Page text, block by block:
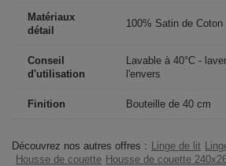
Matériaux
détail
100% Satin de Coton
Conseil
d'utilisation
Lavable à 40°C -
l'envers
Finition Bouteille de 40 cm
Découvrez nos autres offres : Linge de lit
Housse de couette Housse de couette